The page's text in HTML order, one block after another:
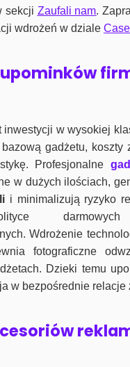
sekcji Zaufali nam.
wdrożeń w dziale
inwestycji w wysokiej
gadżetu, koszty
Profesjonalne
w dużych ilościach,
i minimalizują ryzyko
darmowych
Wdrożenie
fotograficzne
Dzieki temu
w bezpośrednie relacje